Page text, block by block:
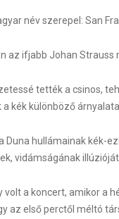
név szerepel: San
az ifjabb Johan Strauss
tették a csinos,
kék különböző
Duna hullámainak
vidámságának illúzióját.
volt a koncert, amikor a
az első perctől méltó